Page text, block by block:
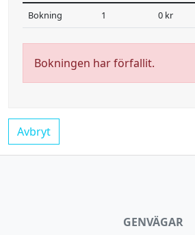
Bokning 1 0 kr
Bokningen har förfallit.
Avbryt
GENVÄGAR